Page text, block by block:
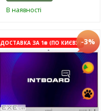
В наявності
ДОСТАВКА ЗА 1₴ (ПО КИЄВУ)-3%